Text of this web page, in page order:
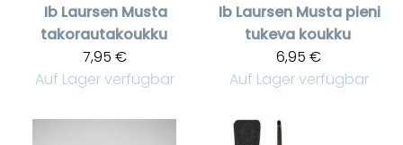
Ib Laursen Musta
takorautakoukku
7,95 €
Auf Lager verfügbar
Ib Laursen Musta pieni
tukeva koukku
6,95 €
Auf Lager verfügbar